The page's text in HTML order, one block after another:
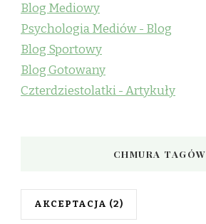
Blog Mediowy
Psychologia Mediów - Blog
Blog Sportowy
Blog Gotowany
Czterdziestolatki - Artykuły
CHMURA TAGÓW
AKCEPTACJA (2)